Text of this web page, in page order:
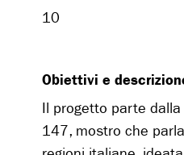
10
Obiettivi e
Il progetto parte
147, mostro che